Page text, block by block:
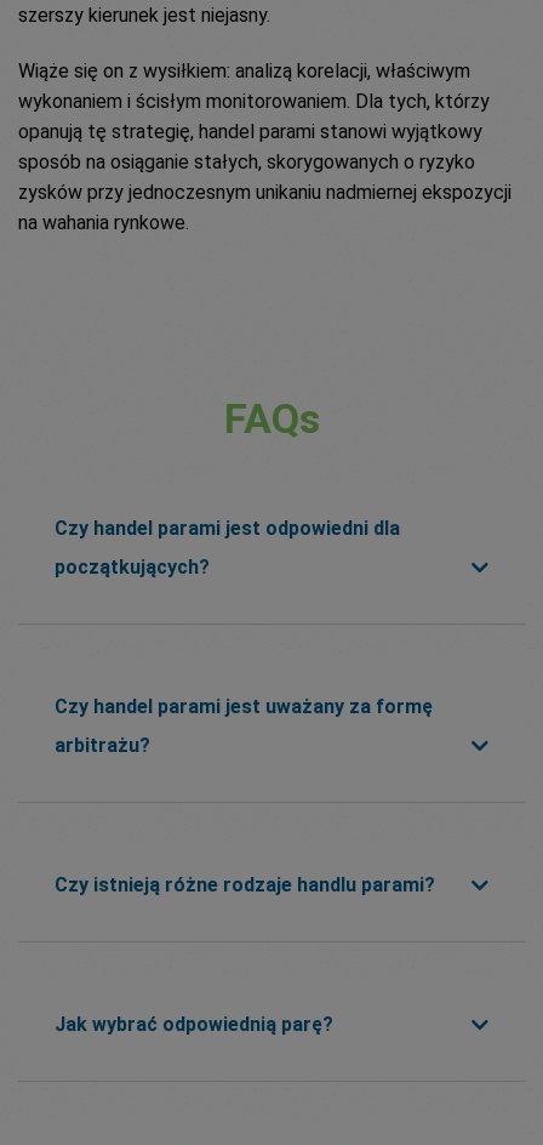
szerszy kierunek jest niejasny.
Wiąże się on z wysiłkiem: analizą korelacji, właściwym
wykonaniem i ścisłym monitorowaniem. Dla tych, którzy
opanują tę strategię, handel parami stanowi wyjątkowy
sposób na osiąganie stałych, skorygowanych o ryzyko
zysków przy jednoczesnym unikaniu nadmiernej ekspozycji
na wahania rynkowe.
FAQs
Czy handel parami jest odpowiedni dla
początkujących?
Czy handel parami jest uważany za formę
arbitrażu?
Czy istnieją różne rodzaje handlu parami?
Jak wybrać odpowiednią parę?